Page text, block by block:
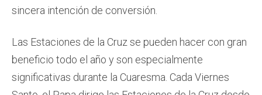
sincera intención de conversión.
Las Estaciones de la Cruz se pueden hacer con gran
beneficio todo el año y son especialmente
significativas durante la Cuaresma. Cada Viernes